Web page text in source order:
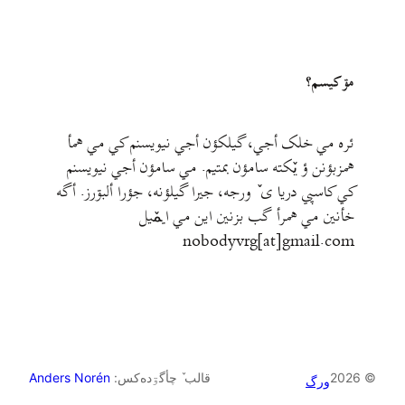
مۊ کيسم؟
ئره مي خلک أجي، گيلکؤن أجي نيويسنم کي مي همأ
همزبؤنن ؤ يٚکته سامؤن بمتيم. مي سامؤن أجي نيويسنم
کي کاسپي دريا ی ٚ ورجه، جيرا گيلؤنه، جؤرا ألبۊرز. أگه
خأنين مي همرأ گب بزنين اين مي ايمٚیل‌ ‌
nobodyvrg[at]gmail.com
© 2026 ورگ قالب ٚ چأگۊده‌کس: Anders Norén